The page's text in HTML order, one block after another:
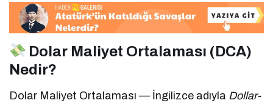
Dolar Maliyet Ortalaması (DCA)
Nedir?
Dolar Maliyet Ortalaması — İngilizce adıyla Dollar-